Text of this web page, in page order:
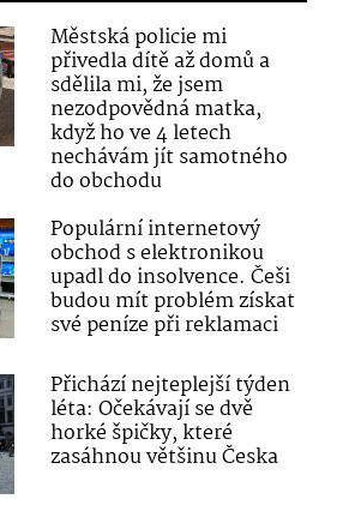
Městská policie mi
přivedla dítě až domů a
sdělila mi, že jsem
nezodpovědná matka,
když ho ve 4 letech
nechávám jít samotného
do obchodu
Populární internetový
obchod s elektronikou
upadl do insolvence. Češi
budou mít problém získat
své peníze při reklamaci
Přichází nejteplejší týden
léta: Očekávají se dvě
horké špičky, které
zasáhnou většinu Česka